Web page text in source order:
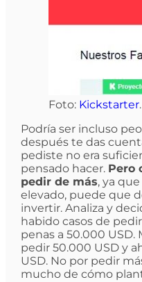
Foto: Kickstarter.
Podría ser incluso
después te das
pediste no era
pensado hacer. Pero
pedir de más, ya
elevado, puede que
invertir. Analiza y
habido casos de
penas a 50.000 USD.
pedir 50.000 USD y
USD. No por pedir
mucho de cómo